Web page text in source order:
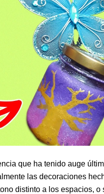
que ha tenido auge
las decoraciones
distinto a los espacios, o